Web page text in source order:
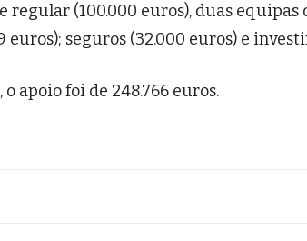
regular (100.000 euros), duas
euros); seguros (32.000 euros) e
o apoio foi de 248.766 euros.